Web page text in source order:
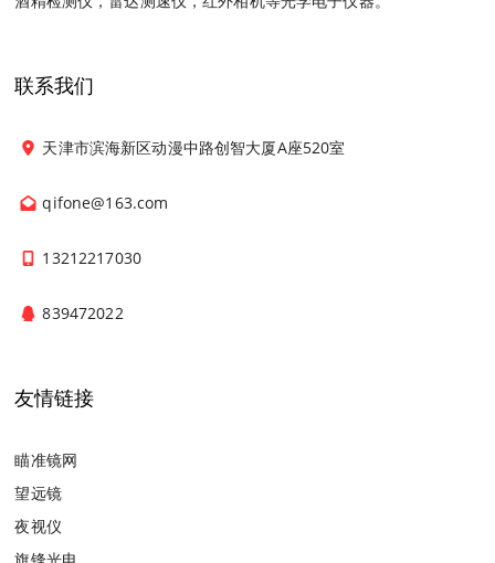
联系我们
天津市滨海新区动漫中路创智大厦A座520室
qifone@163.com
13212217030
839472022
友情链接
瞄准镜网
望远镜
夜视仪